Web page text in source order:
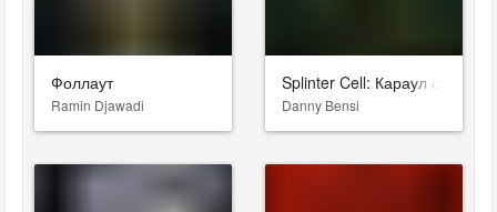
Фоллаут
Ramin Djawadi
Splinter Cell: Караул смерти
Danny Bensi